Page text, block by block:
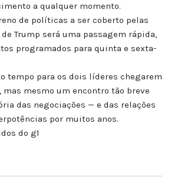
a qualquer momento.
de políticas a ser coberto pelas
Trump será uma passagem rápida,
programados para quinta e sexta-
tempo para os dois líderes chegarem
mas mesmo um encontro tão breve
das negociações — e das relações
por muitos anos.
do g1